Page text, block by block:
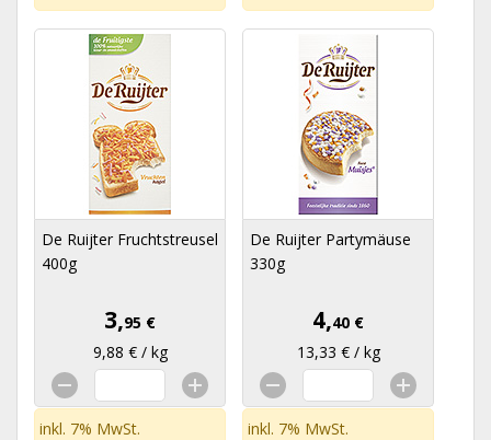
De Ruijter Fruchtstreusel
400g
3,95 €
9,88 € / kg
inkl. 7% MwSt.
De Ruijter Partymäuse
330g
4,40 €
13,33 € / kg
inkl. 7% MwSt.